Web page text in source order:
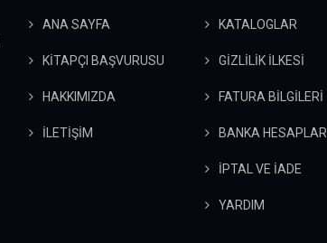
ANA SAYFA
KİTAPÇI BAŞVURUSU
HAKKIMIZDA
İLETİŞİM
KATALOGLAR
GİZLİLİK İLKESİ
FATURA BİLGİLERİ
BANKA HESAPLARI
İPTAL VE İADE
YARDIM